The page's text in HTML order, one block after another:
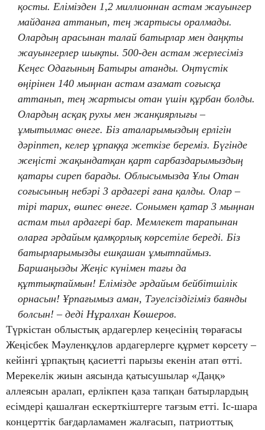
қосты. Елімізден 1,2 миллионнан астам жауынгер
майданға аттанып, тең жартысы оралмады.
Олардың арасынан талай батырлар мен даңқты
жауынгерлер шықты. 500-ден астам жерлесіміз
Кеңес Одағының Батыры атанды. Оңтүстік
өңірінен 140 мыңнан астам азамат соғысқа
аттанып, тең жартысы отан үшін құрбан болды.
Олардың асқақ рухы мен жанқиярлығы –
ұмытылмас өнеге. Біз аталарымыздың ерлігін
дәріптеп, келер ұрпаққа жеткізе береміз. Бүгінде
жеңісті жақындатқан қарт сарбаздарымыздың
қатары сиреп барады. Облысымызда Ұлы Отан
соғысының небәрі 3 ардагері ғана қалды. Олар –
тірі тарих, өшпес өнеге. Сонымен қатар 3 мыңнан
астам тыл ардагері бар. Мемлекет тарапынан
оларға әрдайым қамқорлық көрсетіле береді. Біз
батырларымызды ешқашан ұмытпаймыз.
Баршаңызды Жеңіс күнімен тағы да
құттықтаймын! Елімізде әрдайым бейбітшілік
орнасын! Ұрпағымыз аман, Тәуелсіздігіміз баянды
болсын! – деді Нұралхан Көшеров.
Түркістан облыстық ардагерлер кеңесінің төрағасы
Жеңісбек Мәуленқұлов ардагерлерге құрмет көрсету –
кейінгі ұрпақтың қасиетті парызы екенін атап өтті.
Мерекелік жиын аясында қатысушылар «Даңқ»
аллеясын аралап, ерлікпен қаза тапқан батырлардың
есімдері қашалған ескерткіштерге тағзым етті. Іс-шара
концерттік бағдарламамен жалғасып, патриоттық